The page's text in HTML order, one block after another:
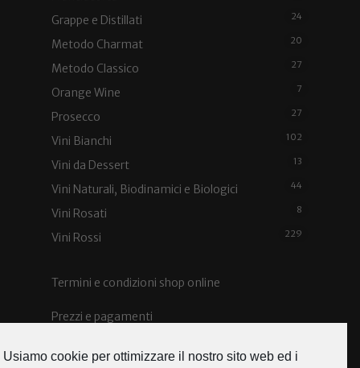
Grappe e Distillati 24
Metodo Charmat 20
Metodo Classico 27
Orange Wine 7
Prosecco 27
Vini Bianchi 102
Vini da Dessert 13
Vini Naturali, Biodinamici e Biologici 44
Vini Rosati 8
Vini Rossi 229
Termini e condizioni shop online
Prezzi e pagamenti
Spedizioni e costi
Usiamo cookie per ottimizzare il nostro sito web ed i